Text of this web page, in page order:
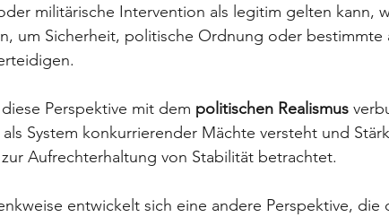
militärische Intervention als legitim gelten kann,
um Sicherheit, politische Ordnung oder bestimmte
Perspektive mit dem politischen Realismus
System konkurrierender Mächte versteht und
Aufrechterhaltung von Stabilität betrachtet.
entwickelt sich eine andere Perspektive, die